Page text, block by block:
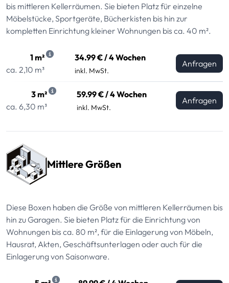
bis mittleren Kellerräumen. Sie bieten Platz für einzelne
Möbelstücke, Sportgeräte, Bücherkisten bis hin zur
kompletten Einrichtung kleiner Wohnungen bis ca. 40 m².
1 m²
ca. 2,10 m³
34.99 € / 4 Wochen
inkl. MwSt.
Anfragen
3 m²
ca. 6,30 m³
59.99 € / 4 Wochen
inkl. MwSt.
Anfragen
Mittlere Größen
Diese Boxen haben die Größe von mittleren Kellerräumen bis
hin zu Garagen. Sie bieten Platz für die Einrichtung von
Wohnungen bis ca. 80 m², für die Einlagerung von Möbeln,
Hausrat, Akten, Geschäftsunterlagen oder auch für die
Einlagerung von Saisonware.